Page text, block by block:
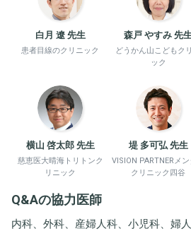
白月 遼 先生
患者目線のクリニック
森戸 やすみ 先生
どうかん山こどもク
ック
横山 啓太郎 先生
慈恵医大晴海トリトンク
リニック
堤 多可弘 先生
VISION PARTNERメ
クリニック四谷
Q&Aの協力医師
内科、外科、産婦人科、小児科、婦